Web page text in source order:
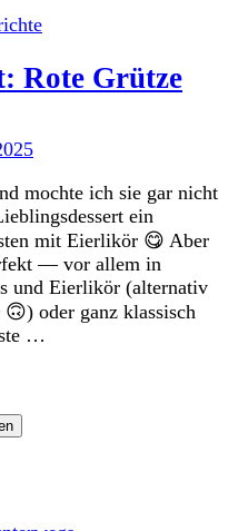
Rote Grütze
mochte ich sie gar nicht
ein
mit Eierlikör 😋 Aber
— vor allem in
und Eierlikör (alternativ
oder ganz klassisch
…